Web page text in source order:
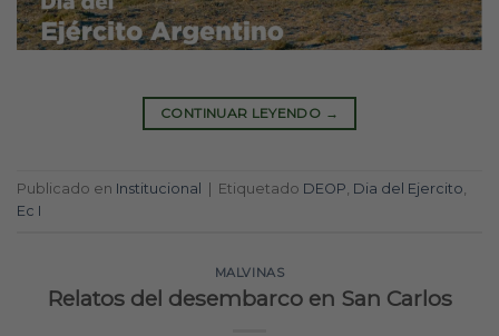
CONTINUAR LEYENDO →
Publicado en Institucional Etiquetado DEOP Dia del Ejercito
Ec I
MALVINAS
Relatos del desembarco en San Carlos